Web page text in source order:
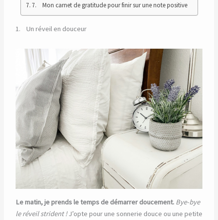
7. Mon carnet de gratitude pour finir sur une note positive
1. Un réveil en douceur
Le matin, je prends le temps de démarrer doucement. Bye-bye
le réveil strident !J’opte pour une sonnerie douce ou une petite